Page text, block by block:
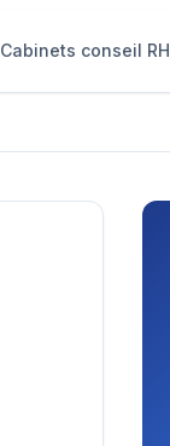
Cabinets conseil RH